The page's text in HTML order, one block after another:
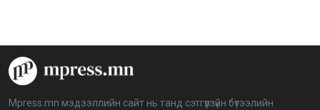
аймагт үргэлжилж байна
Mpress.mn мэдээллийн сайт нь танд сэтгүүлзүйн бүтээлийн